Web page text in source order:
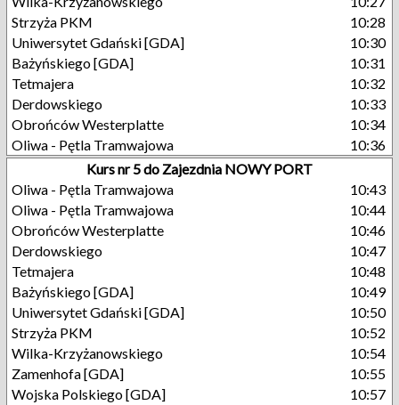
Strzyża PKM
10:28
Uniwersytet Gdański [GDA]
10:30
Bażyńskiego [GDA]
10:31
Tetmajera
10:32
Derdowskiego
10:33
Obrońców Westerplatte
10:34
Oliwa - Pętla Tramwajowa
10:36
Kurs nr 5 do Zajezdnia NOWY PORT
Oliwa - Pętla Tramwajowa
10:43
Oliwa - Pętla Tramwajowa
10:44
Obrońców Westerplatte
10:46
Derdowskiego
10:47
Tetmajera
10:48
Bażyńskiego [GDA]
10:49
Uniwersytet Gdański [GDA]
10:50
Strzyża PKM
10:52
Wilka-Krzyżanowskiego
10:54
Zamenhofa [GDA]
10:55
Wojska Polskiego [GDA]
10:57